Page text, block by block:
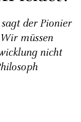
der Pionier
müssen
nicht